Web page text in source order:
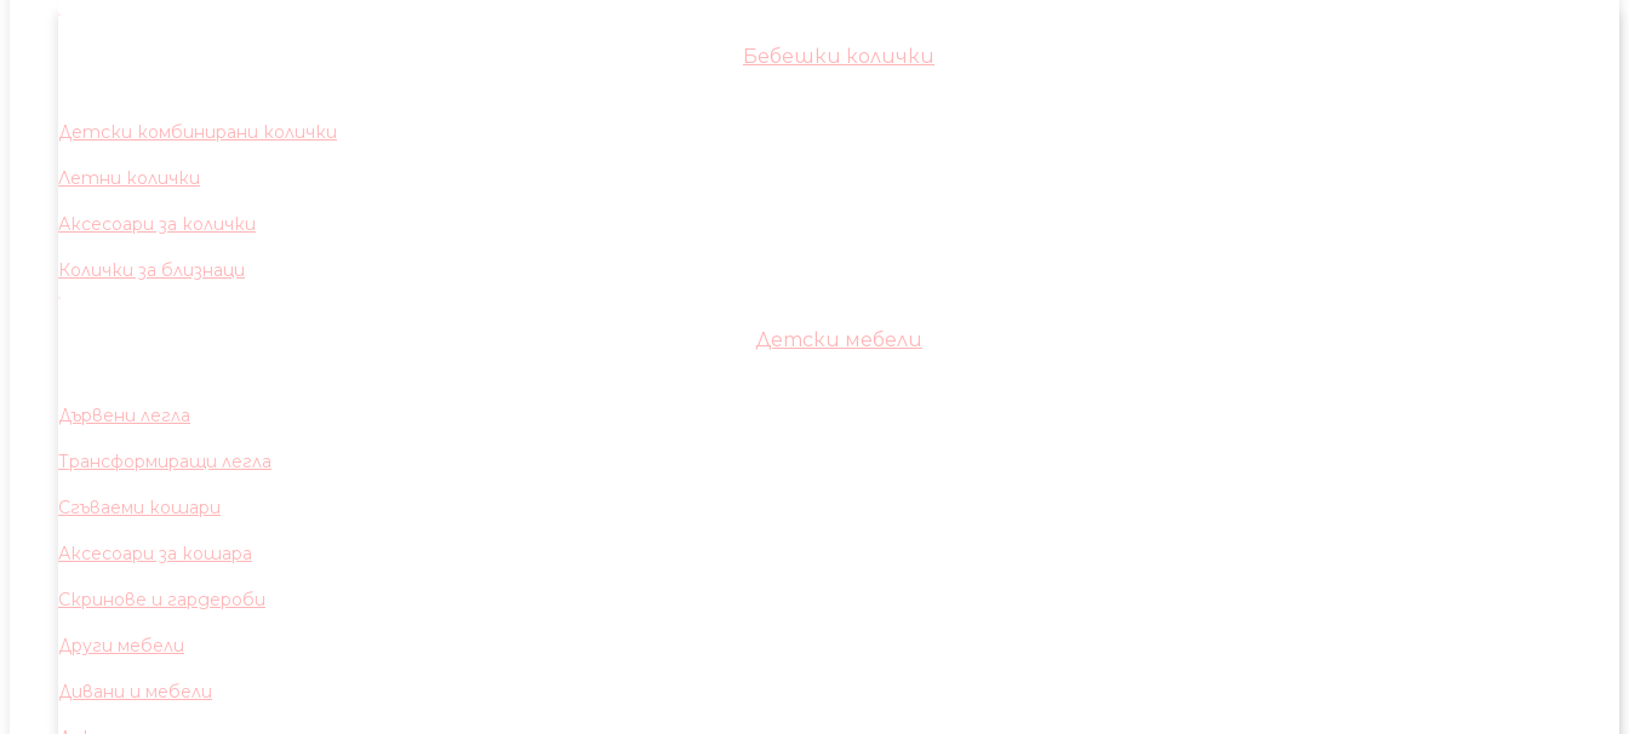
Бебешки колички
Детски комбинирани колички
Летни колички
Аксесоари за колички
Колички за близнаци
Детски мебели
Дървени легла
Трансформиращи легла
Сгъваеми кошари
Аксесоари за кошара
Скринове и гардероби
Други мебели
Дивани и мебели